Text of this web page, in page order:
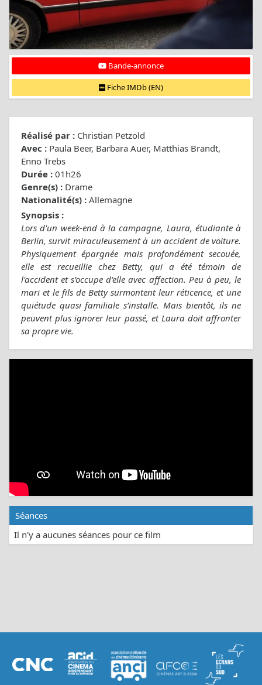
Bande-annonce
Fiche IMDb (EN)
Réalisé par : Christian Petzold
Avec : Paula Beer, Barbara Auer, Matthias Brandt,
Enno Trebs
Durée : 01h26
Genre(s) : Drame
Nationalité(s) : Allemagne
Synopsis :
Lors d'un week-end à la campagne, Laura, étudiante à
Berlin, survit miraculeusement à un accident de voiture.
Physiquement épargnée mais profondément secouée,
elle est recueillie chez Betty, qui a été témoin de
l'accident et s’occupe d’elle avec affection. Peu à peu, le
mari et le fils de Betty surmontent leur réticence, et une
quiétude quasi familiale s’installe. Mais bientôt, ils ne
peuvent plus ignorer leur passé, et Laura doit affronter
sa propre vie.
Séances
Il n'y a aucunes séances pour ce film